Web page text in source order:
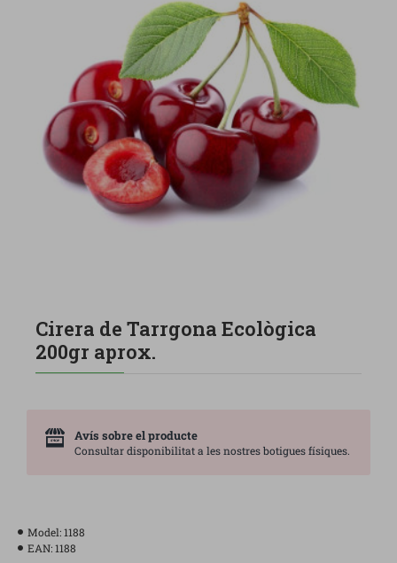
Cirera de Tarrgona Ecològica
200gr aprox.
Avís sobre el producte
Consultar disponibilitat a les nostres botigues físiques.
Model:1188
EAN:1188